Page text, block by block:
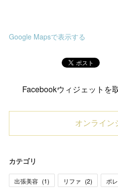
Google Mapsで表示する
Facebookウィジェットを
オンライン
カテゴリ
出張美容 (1) リファ (2) ポ